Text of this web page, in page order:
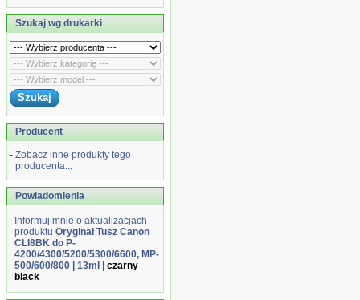
Szukaj wg drukarki
Producent
- Zobacz inne produkty tego
producenta...
Powiadomienia
Informuj mnie o aktualizacjach
produktu Oryginał Tusz Canon
CLI8BK do P-
4200/4300/5200/5300/6600, MP-
500/600/800 | 13ml | czarny
black